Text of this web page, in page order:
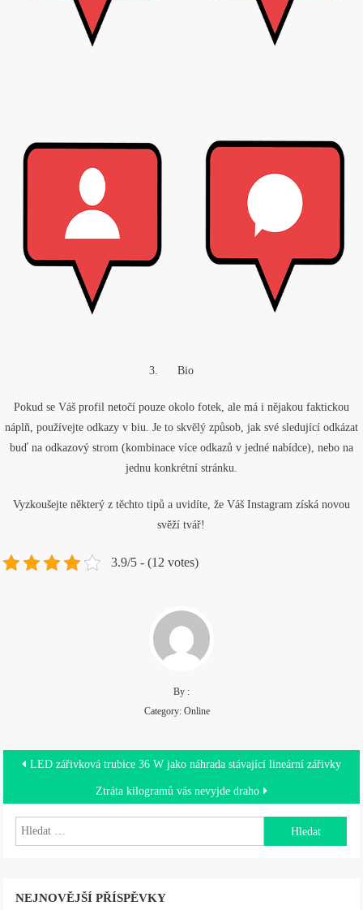
3. Bio
Pokud se Váš profil netočí pouze okolo fotek, ale má i nějakou faktickou
náplň, používejte odkazy v biu. Je to skvělý způsob, jak své sledující odkázat
buď na odkazový strom (kombinace více odkazů v jedné nabídce), nebo na
jednu konkrétní stránku.
Vyzkoušejte některý z těchto tipů a uvidíte, že Váš Instagram získá novou
svěží tvář!
3.9/5 - (12 votes)
By :
Category:Online
Navigace
pro
příspěvek
LED zářivková trubice 36 W jako náhrada stávající lineární zářivky
Ztráta kilogramů vás nevyjde draho
Vyhledávání
NEJNOVĚJŠÍ PŘÍSPĚVKY